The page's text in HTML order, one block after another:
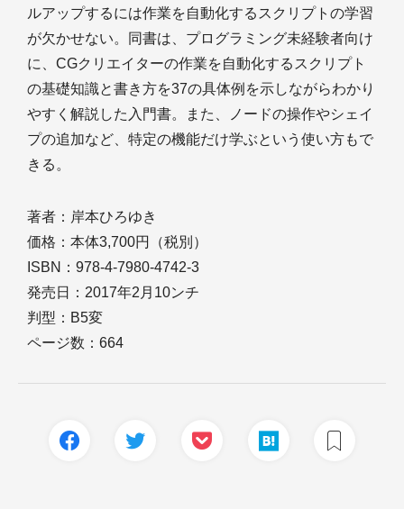
ルアップするには作業を自動化するスクリプトの学習
が欠かせない。同書は、プログラミング未経験者向け
に、CGクリエイターの作業を自動化するスクリプト
の基礎知識と書き方を37の具体例を示しながらわかり
やすく解説した入門書。また、ノードの操作やシェイ
プの追加など、特定の機能だけ学ぶという使い方もで
きる。
著者：岸本ひろゆき
価格：本体3,700円（税別）
ISBN：978-4-7980-4742-3
発売日：2017年2月10ンチ
判型：B5変
ページ数：664